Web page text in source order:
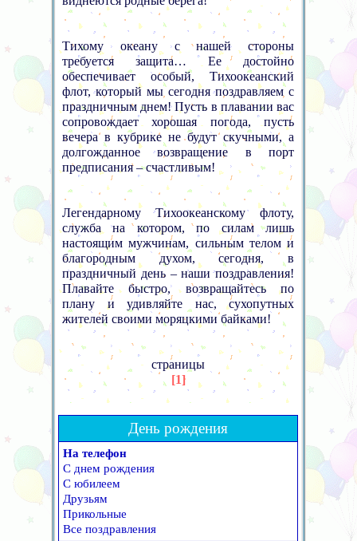
Тихому океану с нашей стороны
требуется защита… Ее достойно
обеспечивает особый, Тихоокеанский
флот, который мы сегодня поздравляем с
праздничным днем! Пусть в плавании вас
сопровождает хорошая погода, пусть
вечера в кубрике не будут скучными, а
долгожданное возвращение в порт
предписания – счастливым!
Легендарному Тихоокеанскому флоту,
служба на котором, по силам лишь
настоящим мужчинам, сильным телом и
благородным духом, сегодня, в
праздничный день – наши поздравления!
Плавайте быстро, возвращайтесь по
плану и удивляйте нас, сухопутных
жителей своими моряцкими байками!
страницы
[1]
День рождения
На телефон
С днем рождения
С юбилеем
Друзьям
Прикольные
Все поздравления